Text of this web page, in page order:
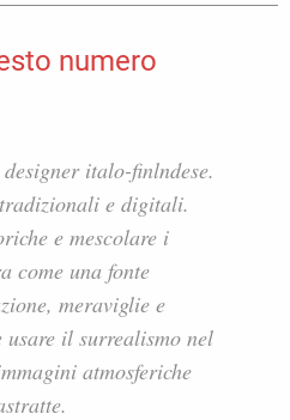
numero
italo-finlndese.
e digitali.
e mescolare i
come una fonte
meraviglie e
il surrealismo nel
atmosferiche